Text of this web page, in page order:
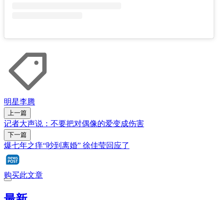
明星李腾
上一篇
记者大声说：不要把对偶像的爱变成伤害
下一篇
爆七年之痒“吵到离婚” 徐佳莹回应了
购买此文章